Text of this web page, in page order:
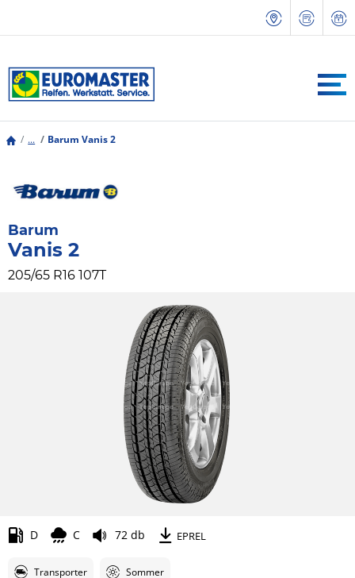
... Barum Vanis 2
Barum
Vanis 2
205/65 R16 107T
D C 72 db EPREL
Transporter Sommer